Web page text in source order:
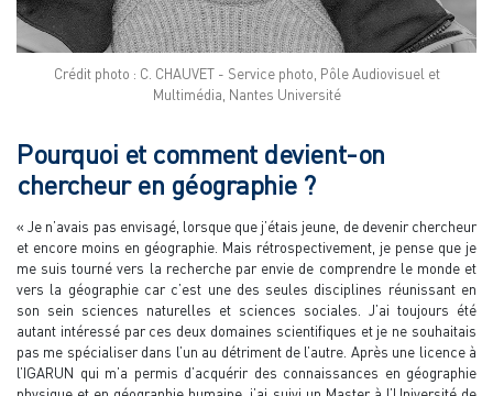
Crédit photo : C. CHAUVET - Service photo, Pôle Audiovisuel et
Multimédia, Nantes Université
Pourquoi et comment devient-on
chercheur en géographie ?
« Je n’avais pas envisagé, lorsque que j’étais jeune, de devenir chercheur
et encore moins en géographie. Mais rétrospectivement, je pense que je
me suis tourné vers la recherche par envie de comprendre le monde et
vers la géographie car c’est une des seules disciplines réunissant en
son sein sciences naturelles et sciences sociales. J’ai toujours été
autant intéressé par ces deux domaines scientifiques et je ne souhaitais
pas me spécialiser dans l’un au détriment de l’autre. Après une licence à
l’IGARUN qui m’a permis d’acquérir des connaissances en géographie